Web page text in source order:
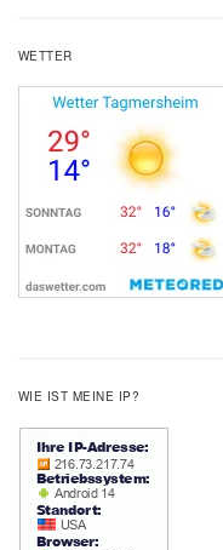
WETTER
WIE IST MEINE IP?